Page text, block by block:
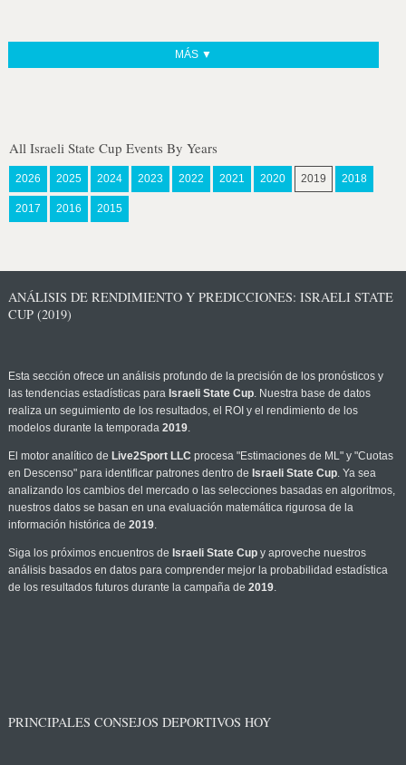
MÁS ▼
All Israeli State Cup Events By Years
2026 2025 2024 2023 2022 2021 2020 2019 2018
2017 2016 2015
ANÁLISIS DE RENDIMIENTO Y PREDICCIONES: ISRAELI STATE
CUP (2019)
Esta sección ofrece un análisis profundo de la precisión de los pronósticos y
las tendencias estadísticas para Israeli State Cup. Nuestra base de datos
realiza un seguimiento de los resultados, el ROI y el rendimiento de los
modelos durante la temporada 2019.
El motor analítico de Live2Sport LLC procesa "Estimaciones de ML" y "Cuotas
en Descenso" para identificar patrones dentro de Israeli State Cup. Ya sea
analizando los cambios del mercado o las selecciones basadas en algoritmos,
nuestros datos se basan en una evaluación matemática rigurosa de la
información histórica de 2019.
Siga los próximos encuentros de Israeli State Cupy aproveche nuestros
análisis basados en datos para comprender mejor la probabilidad estadística
de los resultados futuros durante la campaña de 2019.
PRINCIPALES CONSEJOS DEPORTIVOS HOY